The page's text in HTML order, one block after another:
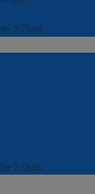
7 Dias
7 Dias